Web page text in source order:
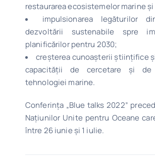
restaurarea ecosistemelor marine și
impulsionarea legăturilor
dezvoltării sustenabile spre
planificărilor pentru 2030;
creșterea cunoașterii științifice
capacității de cercetare și
tehnologiei marine.
Conferința „Blue talks 2022”
Națiunilor Unite pentru Oceane
între 26 iunie și 1 iulie.